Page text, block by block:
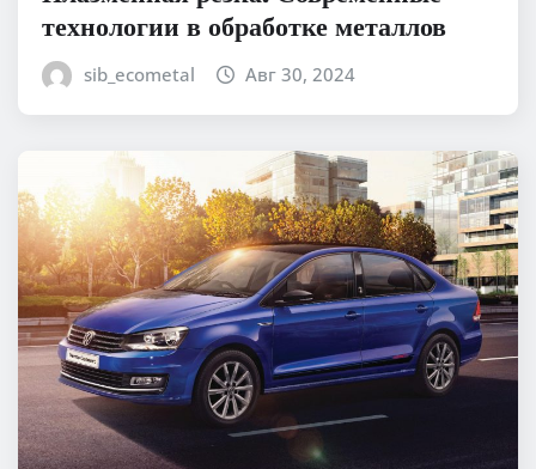
технологии в обработке металлов
sib_ecometal Авг 30, 2024